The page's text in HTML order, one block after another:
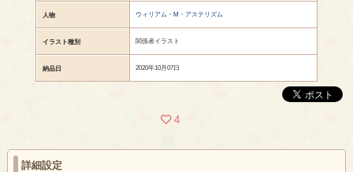
人物 ウィリアム・M・アステリズム
イラスト種別 関係者イラスト
納品日 2020年10月07日
4
詳細設定